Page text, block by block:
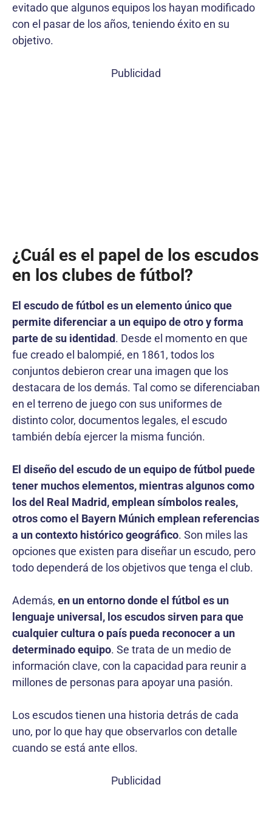
evitado que algunos equipos los hayan modificado
con el pasar de los años, teniendo éxito en su
objetivo.
Publicidad
¿Cuál es el papel de los escudos
en los clubes de fútbol?
El escudo de fútbol es un elemento único que
permite diferenciar a un equipo de otro y forma
parte de su identidad. Desde el momento en que
fue creado el balompié, en 1861, todos los
conjuntos debieron crear una imagen que los
destacara de los demás. Tal como se diferenciaban
en el terreno de juego con sus uniformes de
distinto color, documentos legales, el escudo
también debía ejercer la misma función.
El diseño del escudo de un equipo de fútbol puede
tener muchos elementos, mientras algunos como
los del Real Madrid, emplean símbolos reales,
otros como el Bayern Múnich emplean referencias
a un contexto histórico geográfico. Son miles las
opciones que existen para diseñar un escudo, pero
todo dependerá de los objetivos que tenga el club.
Además, en un entorno donde el fútbol es un
lenguaje universal, los escudos sirven para que
cualquier cultura o país pueda reconocer a un
determinado equipo. Se trata de un medio de
información clave, con la capacidad para reunir a
millones de personas para apoyar una pasión.
Los escudos tienen una historia detrás de cada
uno, por lo que hay que observarlos con detalle
cuando se está ante ellos.
Publicidad